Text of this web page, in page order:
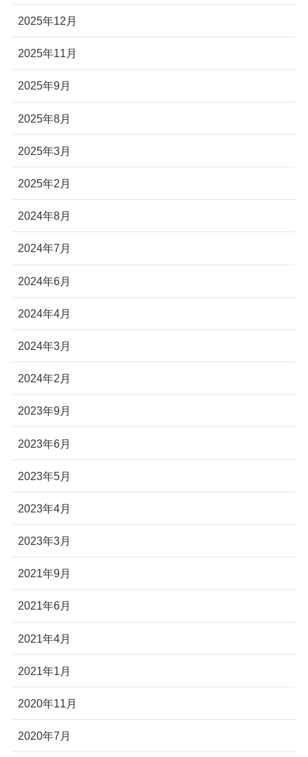
2025年12月
2025年11月
2025年9月
2025年8月
2025年3月
2025年2月
2024年8月
2024年7月
2024年6月
2024年4月
2024年3月
2024年2月
2023年9月
2023年6月
2023年5月
2023年4月
2023年3月
2021年9月
2021年6月
2021年4月
2021年1月
2020年11月
2020年7月